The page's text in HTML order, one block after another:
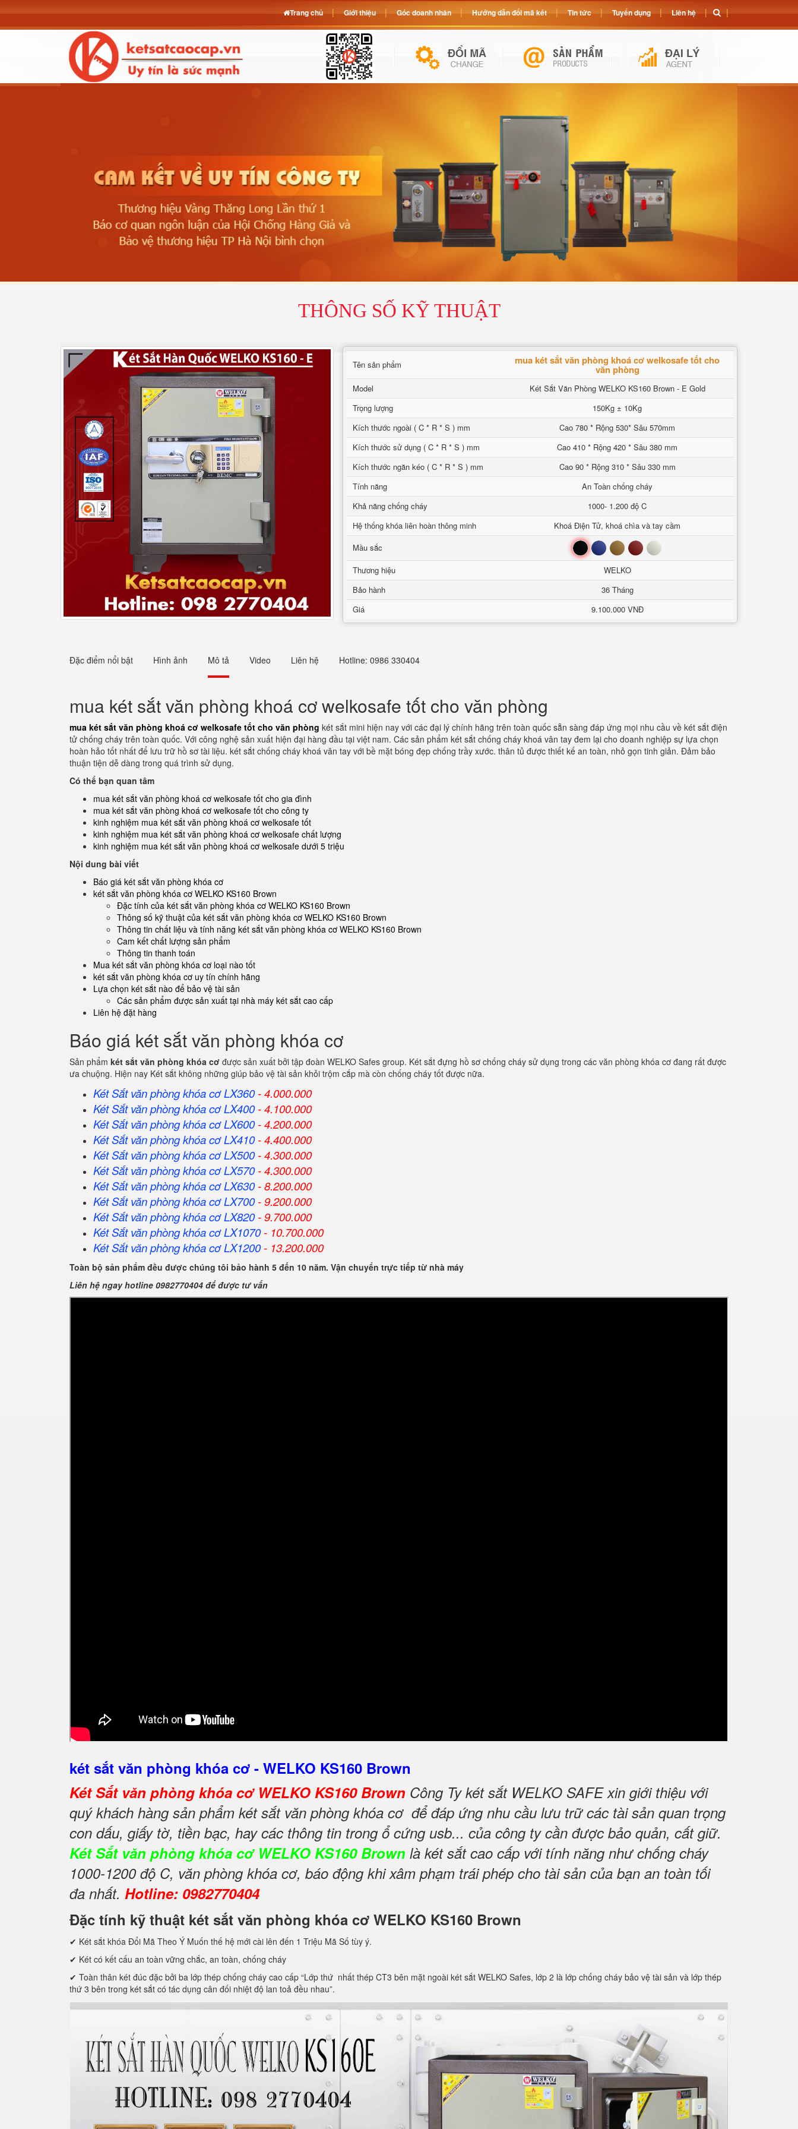
THÔNG SỐ KỸ THUẬT
Tên sản phẩm mua két sắt văn phòng khoá cơ welkosafe tốt cho
văn phòng
Model
Két Sắt Văn Phòng WELKO KS160 Brown - E Gold
Trọng lượng
150Kg ± 10Kg
Kích thước ngoài ( C * R * S ) mm
Cao 780 * Rộng 530* Sâu 570mm
Kích thước sử dụng ( C * R * S ) mm
Cao 410 * Rộng 420 * Sâu 380 mm
Kích thước ngăn kéo ( C * R * S ) mm
Cao 90 * Rộng 310 * Sâu 330 mm
Tính năng
An Toàn chống cháy
Khả năng chống cháy
1000- 1.200 độ C
Hệ thống khóa liên hoàn thông minh
Khoá Điện Tử, khoá chìa và tay cầm
Mầu sắc
Đen Xanh Nâu Đỏ Trắng
Thương hiệu
WELKO
Bảo hành
36 Tháng
Giá
9.100.000 VNĐ
Đặc điểm nổi bật Hình ảnh Mô tả Video Liên hệ Hotline: 0986 330404
mua két sắt văn phòng khoá cơ welkosafe tốt cho văn phòng
mua két sắt văn phòng khoá cơ welkosafe tốt cho văn phòng két sắt mini hiện nay với các đại lý chính hãng trên toàn quốc sẵn sàng đáp ứng mọi nhu cầu về két sắt điện
tử chống cháy trên toàn quốc. Với công nghệ sản xuất hiện đại hàng đầu tại việt nam. Các sản phẩm két sắt chống cháy khoá vân tay đem lại cho doanh nghiệp sự lựa chọn
hoàn hảo tốt nhất để lưu trữ hồ sơ tài liệu. két sắt chống cháy khoá vân tay với bề mặt bóng đẹp chống trầy xước. thân tủ được thiết kế an toàn, nhỏ gọn tinh giản. Đảm bảo
thuận tiện dễ dàng trong quá trình sử dụng.
Có thể bạn quan tâm
mua két sắt văn phòng khoá cơ welkosafe tốt cho gia đình
mua két sắt văn phòng khoá cơ welkosafe tốt cho công ty
kinh nghiệm mua két sắt văn phòng khoá cơ welkosafe tốt
kinh nghiệm mua két sắt văn phòng khoá cơ welkosafe chất lượng
kinh nghiệm mua két sắt văn phòng khoá cơ welkosafe dưới 5 triệu
Nội dung bài viết
Báo giá két sắt văn phòng khóa cơ
két sắt văn phòng khóa cơ WELKO KS160 Brown
Đặc tính của két sắt văn phòng khóa cơ WELKO KS160 Brown
Thông số kỹ thuật của két sắt văn phòng khóa cơ WELKO KS160 Brown
Thông tin chất liệu và tính năng két sắt văn phòng khóa cơ WELKO KS160 Brown
Cam kết chất lượng sản phẩm
Thông tin thanh toán
Mua két sắt văn phòng khóa cơ loại nào tốt
két sắt văn phòng khóa cơ uy tín chính hãng
Lựa chọn két sắt nào để bảo vệ tài sản
Các sản phẩm được sản xuất tại nhà máy két sắt cao cấp
Liên hệ đặt hàng
Báo giá két sắt văn phòng khóa cơ
Sản phẩm két sắt văn phòng khóa cơ được sản xuất bởi tập đoàn WELKO Safes group. Két sắt đựng hồ sơ chống cháy sử dụng trong các văn phòng khóa cơ đang rất được
ưa chuộng. Hiện nay Két sắt không những giúp bảo vệ tài sản khỏi trộm cắp mà còn chống cháy tốt được nữa.
Két Sắt văn phòng khóa cơ LX360- 4.000.000
Két Sắtvăn phòng khóa cơLX400- 4.100.000
Két Sắtvăn phòng khóa cơLX600- 4.200.000
Két Sắtvăn phòng khóa cơLX410- 4.400.000
Két Sắtvăn phòng khóa cơLX500- 4.300.000
Két Sắtvăn phòng khóa cơLX570- 4.300.000
Két Sắtvăn phòng khóa cơLX630- 8.200.000
Két Sắtvăn phòng khóa cơLX700- 9.200.000
Két Sắtvăn phòng khóa cơLX820- 9.700.000
Két Sắtvăn phòng khóa cơLX1070- 10.700.000
Két Sắtvăn phòng khóa cơLX1200- 13.200.000
Toàn bộ sản phẩm đều được chúng tôi bảo hành 5 đến 10 năm. Vận chuyển trực tiếp từ nhà máy
Liên hệ ngay hotline 0982770404 để được tư vấn
két sắt văn phòng khóa cơ - WELKO KS160 Brown
Két Sắt văn phòng khóa cơ WELKO KS160 Brown Công Ty két sắt WELKO SAFE xin giới thiệu với
quý khách hàng sản phẩm két sắt văn phòng khóa cơ để đáp ứng nhu cầu lưu trữ các tài sản quan trọng
con dấu, giấy tờ, tiền bạc, hay các thông tin trong ổ cứng usb... của công ty cần được bảo quản, cất giữ.
Két Sắt văn phòng khóa cơ WELKO KS160 Brown là két sắt cao cấp với tính năng như chống cháy
1000-1200 độ C, văn phòng khóa cơ, báo động khi xâm phạm trái phép cho tài sản của bạn an toàn tối
đa nhất. Hotline: 0982770404
Đặc tính kỹ thuật két sắt văn phòng khóa cơ WELKO KS160 Brown
✔ Két sắt khóa Đổi Mã Theo Ý Muốn thế hệ mới cài lên đến 1 Triệu Mã Số tùy ý.
✔ Két có kết cấu an toàn vững chắc, an toàn, chống cháy
✔ Toàn thân két đúc đặc bởi ba lớp thép chống cháy cao cấp “Lớp thứ nhất thép CT3 bên mặt ngoài két sắt WELKO Safes, lớp 2 là lớp chống cháy bảo vệ tài sản và lớp thép
thứ 3 bên trong két sắt có tác dụng cân đối nhiệt độ lan toả đều nhau”.
Trang chủ Giới thiệu Góc doanh nhân Hướng dẫn đổi mã két Tin tức Tuyển dụng Liên hệ